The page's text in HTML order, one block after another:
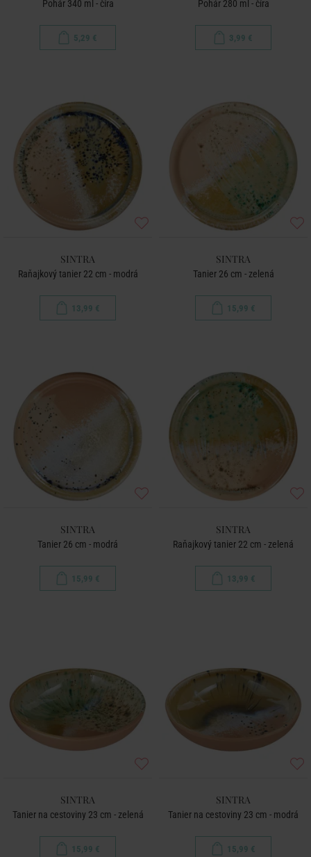
Pohár 340 ml - číra
5,29 €
Pohár 280 ml - číra
3,99 €
SINTRA
Raňajkový tanier 22 cm - modrá
13,99 €
SINTRA
Tanier 26 cm - zelená
15,99 €
SINTRA
Tanier 26 cm - modrá
15,99 €
SINTRA
Raňajkový tanier 22 cm - zelená
13,99 €
SINTRA
Tanier na cestoviny 23 cm - zelená
15,99 €
SINTRA
Tanier na cestoviny 23 cm - modrá
15,99 €